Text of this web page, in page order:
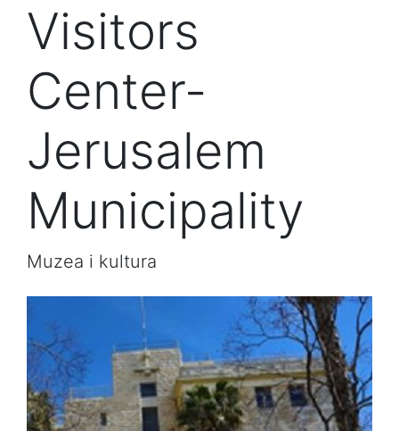
Visitors
Center-
Jerusalem
Municipality
Muzea i kultura